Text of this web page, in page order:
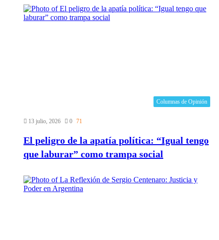
Columnas de Opinión
13 julio, 2026 0 71
El peligro de la apatía política: “Igual tengo
que laburar” como trampa social